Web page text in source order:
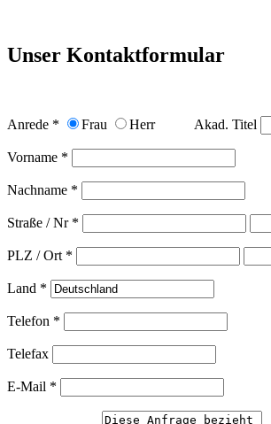
Unser Kontaktformular
Anrede * Frau Herr Akad. Titel
Vorname *
Nachname *
Straße / Nr *
PLZ / Ort *
Land *
Telefon *
Telefax
E-Mail *